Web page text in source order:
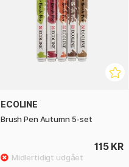
ECOLINE
Brush Pen Autumn 5-set
115 KR